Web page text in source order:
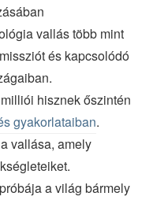
vallás több mint
és kapcsolódó
hisznek őszintén
gyakorlataiban.
vallása, amely
a világ bármely